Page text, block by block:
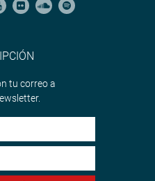
tu correo a